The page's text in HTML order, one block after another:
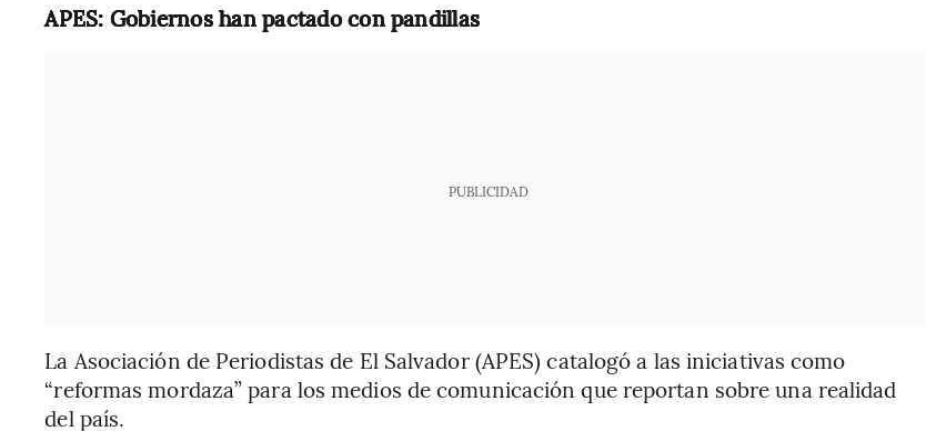
APES: Gobiernos han pactado con pandillas
PUBLICIDAD
La Asociación de Periodistas de El Salvador (APES) catalogó a las iniciativas como
“reformas mordaza” para los medios de comunicación que reportan sobre una realidad
del país.